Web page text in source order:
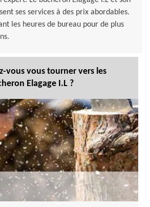
ses services à des prix abordables.
les heures de bureau pour de plus
vous vous tourner vers les
Elagage I.L ?